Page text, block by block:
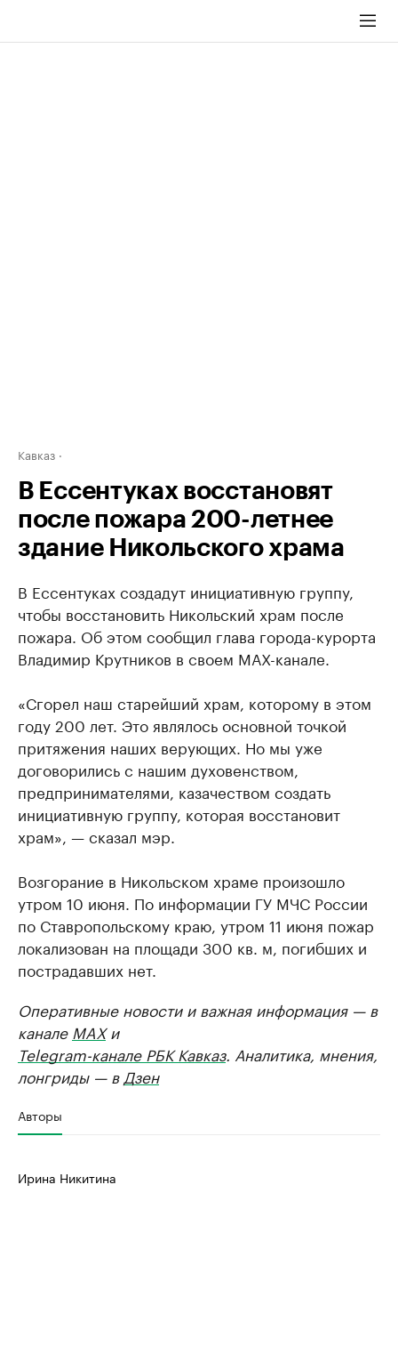
Кавказ
В Ессентуках восстановят
после пожара 200-летнее
здание Никольского храма
В Ессентуках создадут инициативную группу,
чтобы восстановить Никольский храм после
пожара. Об этом сообщил глава города-курорта
Владимир Крутников в своем МАХ-канале.
«Сгорел наш старейший храм, которому в этом
году 200 лет. Это являлось основной точкой
притяжения наших верующих. Но мы уже
договорились с нашим духовенством,
предпринимателями, казачеством создать
инициативную группу, которая восстановит
храм», — сказал мэр.
Возгорание в Никольском храме произошло
утром 10 июня. По информации ГУ МЧС России
по Ставропольскому краю, утром 11 июня пожар
локализован на площади 300 кв. м, погибших и
пострадавших нет.
Оперативные новости и важная информация — в
канале MAXи
Telegram-канале РБК Кавказ. Аналитика, мнения,
лонгриды — в Дзен
Авторы
Ирина Никитина